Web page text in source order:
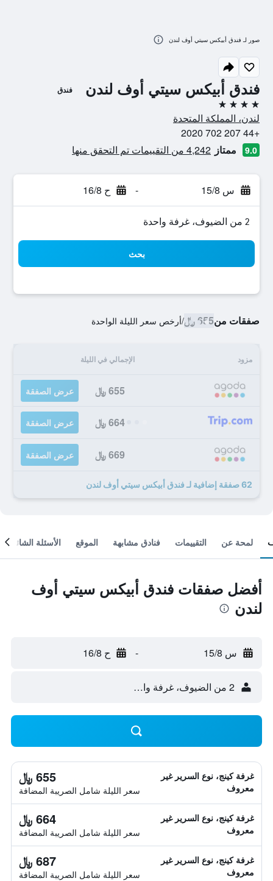
فندق أبيكس سيتي أوف لندن فندق
4 نجوم
لندن، المملكة المتحدة
+44 207 702 2020
9.0 ممتاز 4,242 من التقييمات تم التحقق منها
س 15/8 - ح 16/8
2 من الضيوف، غرفة واحدة
بحث
صفقات من655 ﷼ /أرخص سعر الليلة الواحدة
مزود الإجمالي في الليلة
655 ﷼ عرض الصفقة
664 ﷼ عرض الصفقة
669 ﷼ عرض الصفقة
62 صفقة إضافية لـ فندق أبيكس سيتي أوف لندن
صور لـ فندق أبيكس سيتي أوف لندن
لمحة عن التقييمات فنادق مشابهة الموقع الأسئلة الشائعة
أفضل صفقات فندق أبيكس سيتي أوف
لندن
س 15/8 - ح 16/8
2 من الضيوف، غرفة واحدة
غرفة كينج، نوع السرير غير
معروف
655 ﷼
سعر الليلة شامل الصريبة المضافة
غرفة كينج، نوع السرير غير
معروف
664 ﷼
سعر الليلة شامل الصريبة المضافة
غرفة كينج، نوع السرير غير
معروف
687 ﷼
سعر الليلة شامل الصريبة المضافة